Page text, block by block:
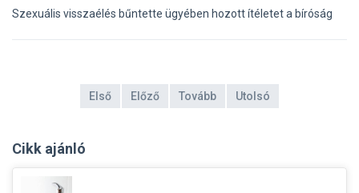
Szexuális visszaélés bűntette ügyében hozott ítéletet a bíróság
Első Előző Tovább Utolsó
Cikk ajánló